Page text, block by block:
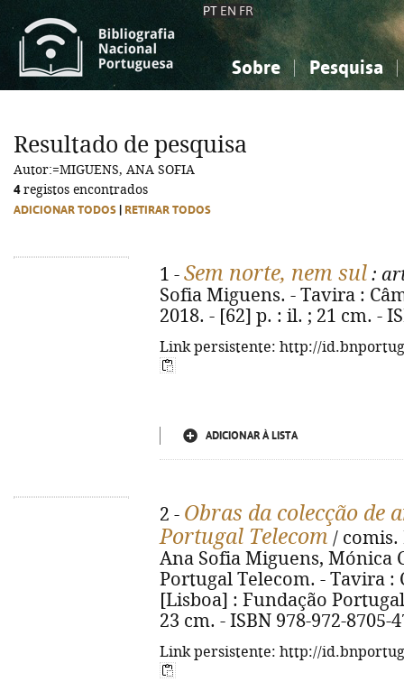
PT EN FR
Sobre Pesquisa
Ciências sociais...
Ciências sociais...
Resultado de pesquisa
Autor:=MIGUENS, ANA SOFIA
4registos encontrados
ADICIONAR TODOS RETIRAR TODOS
1 - Sem norte, nem sul :
Sofia Miguens. - Tavira :
2018. - [62] p. : il. ; 21 cm. -
Link persistente: http://
ADICIONAR À LISTA
2 - Obras da colecção de
Portugal Telecom / comis.
Ana Sofia Miguens, Mónica
Portugal Telecom. - Tavira
[Lisboa] : Fundação
23 cm. - ISBN 978-972-8705-
Link persistente: http://